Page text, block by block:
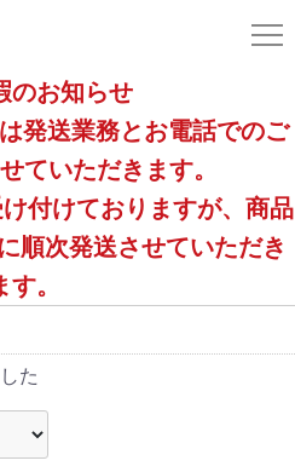
のお知らせ
発送業務とお電話でのご
ていただきます。
付けておりますが、商品
順次発送させていただき
す。
た